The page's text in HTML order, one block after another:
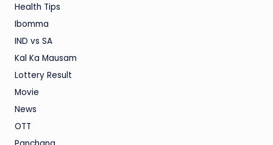
Health Tips
Ibomma
IND vs SA
Kal Ka Mausam
Lottery Result
Movie
News
OTT